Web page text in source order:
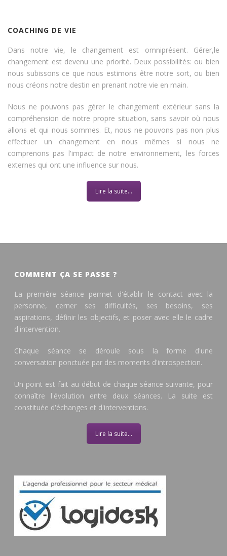
COACHING DE VIE
Dans notre vie, le changement est omniprésent. Gérer,le
changement est devenu une priorité. Deux possibilités: ou bien
nous subissons ce que nous estimons être notre sort, ou bien
nous créons notre destin en prenant notre vie en main.
Nous ne pouvons pas gérer le changement extérieur sans la
compréhension de notre propre situation, sans savoir où nous
allons et qui nous sommes. Et, nous ne pouvons pas non plus
effectuer un changement en nous mêmes si nous ne
comprenons pas l'impact de notre environnement, les forces
externes qui ont une influence sur nous.
Lire la suite...
COMMENT ÇA SE PASSE ?
La première séance permet d'établir le contact avec la
personne, cerner ses difficultés, ses besoins, ses
aspirations, définir les objectifs, et poser avec elle le cadre
d'intervention.
Chaque séance se déroule sous la forme d'une
conversation ponctuée par des moments d'introspection.
Un point est fait au début de chaque séance suivante, pour
connaître l'évolution entre deux séances. La suite est
constituée d'échanges et d'interventions.
Lire la suite...